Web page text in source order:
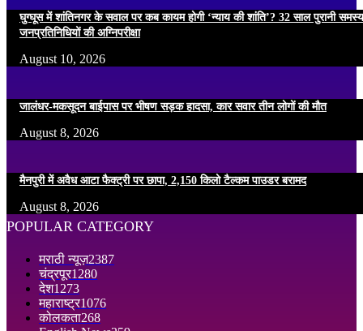
घुग्घूस में शांतिनगर के सवाल पर कब कायम होगी ‘न्याय की शांति’? 32 साल पुरानी
जनप्रतिनिधियों की अग्निपरीक्षा
August 10, 2026
जालंधर-मकसूदन बाईपास पर भीषण सड़क हादसा, कार सवार तीन लोगों की मौत
August 8, 2026
मैनपुरी में अवैध आटा फैक्ट्री पर छापा, 2,150 किलो टैल्कम पाउडर बरामद
August 8, 2026
POPULAR CATEGORY
मराठी न्यूज़2387
चंद्रपूर1280
देश1273
महाराष्ट्र1076
कोलकता268